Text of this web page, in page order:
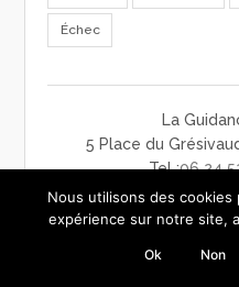
Échec
La
5 Place du
Tel :06 24
mentions légales-
Nous utilisons des cookies
expérience sur notre site,
Ok Non